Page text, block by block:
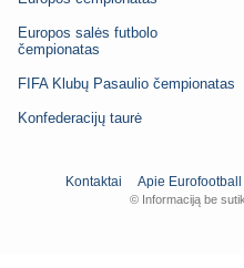
Europos salės futbolo
čempionatas
FIFA Klubų Pasaulio čempionatas
Konfederacijų taurė
Kontaktai Apie Eurofootball
© Informaciją be